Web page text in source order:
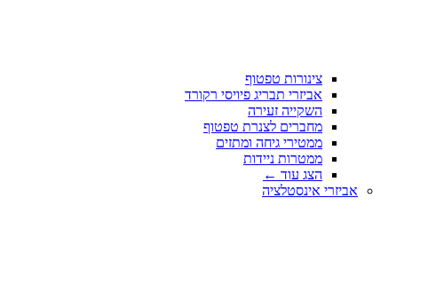
צינורות טפטוף
אביזרי תבריג פיויסי רקורד
השקייה זעירה
מחברים לצנרת טפטוף
ממטירי גיחה ומתזים
ממטרות ניידות
הצג עוד ←
אביזרי אינסטלציה